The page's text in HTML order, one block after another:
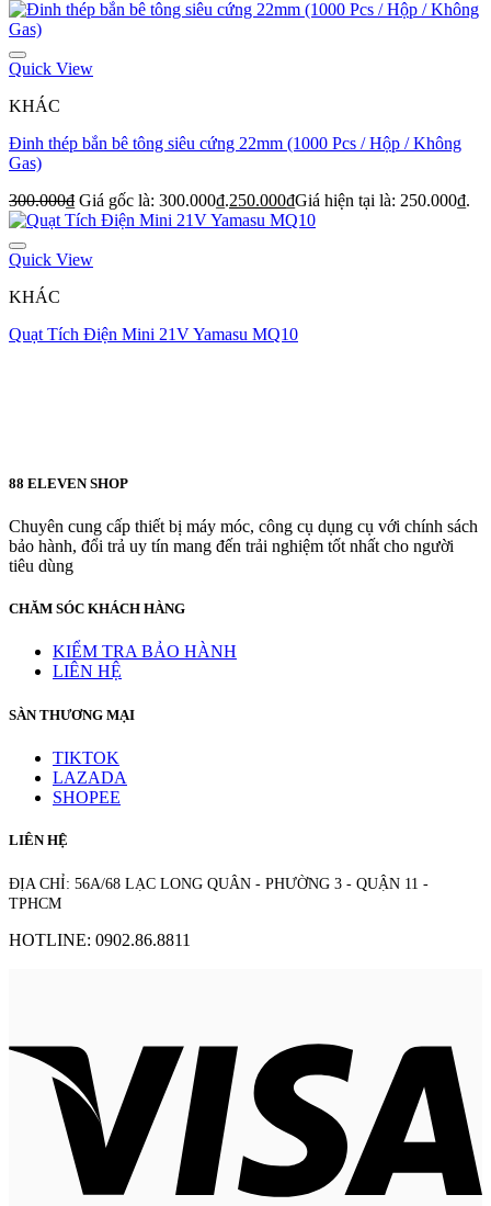
Quick View
KHÁC
Đinh thép bắn bê tông siêu cứng 22mm (1000 Pcs / Hộp / Không
Gas)
300.000₫ Giá gốc là: 300.000₫.250.000₫Giá hiện tại là: 250.000₫.
Quick View
KHÁC
Quạt Tích Điện Mini 21V Yamasu MQ10
88 ELEVEN SHOP
Chuyên cung cấp thiết bị máy móc, công cụ dụng cụ với chính sách
bảo hành, đổi trả uy tín mang đến trải nghiệm tốt nhất cho người
tiêu dùng
CHĂM SÓC KHÁCH HÀNG
KIỂM TRA BẢO HÀNH
LIÊN HỆ
SÀN THƯƠNG MẠI
TIKTOK
LAZADA
SHOPEE
LIÊN HỆ
ĐỊA CHỈ: 56A/68 LẠC LONG QUÂN - PHƯỜNG 3 - QUẬN 11 -
TPHCM
HOTLINE: 0902.86.8811